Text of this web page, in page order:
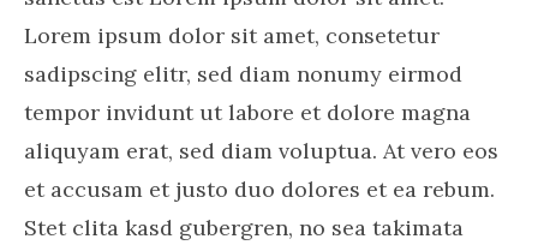
Lorem ipsum dolor sit amet, consetetur
sadipscing elitr, sed diam nonumy eirmod
tempor invidunt ut labore et dolore magna
aliquyam erat, sed diam voluptua. At vero eos
et accusam et justo duo dolores et ea rebum.
Stet clita kasd gubergren, no sea takimata